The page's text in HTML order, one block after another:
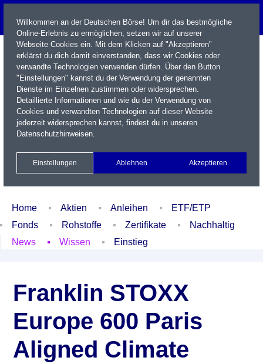
Name / WKN / ISIN / Kürzel
Xetra Realtime
Watchlist Portfolio Login
Home Aktien Anleihen
ETF/ETP
Fonds
Rohstoffe Zertifikate
Nachhaltig
News
Wissen Einstieg
Franklin STOXX
Europe 600 Paris
Aligned Climate
Willkommen an der Deutschen Börse! Um dir das bestmögliche
Online-Erlebnis zu ermöglichen, setzen wir auf unserer
Webseite Cookies ein. Mit dem Klicken auf "Akzeptieren"
erklärst du dich damit einverstanden, dass wir Cookies oder
verwandte Technologien verwenden dürfen. Über den Button
"Einstellungen" kannst du der Verwendung der genannten
Dienste im Einzelnen zustimmen oder widersprechen.
Detaillierte Informationen und wie du der Verwendung von
Cookies und verwandten Technologien auf dieser Website
jederzeit widersprechen kannst, findest du in unseren
Datenschutzhinweisen.
Einstellungen Ablehnen Akzeptieren